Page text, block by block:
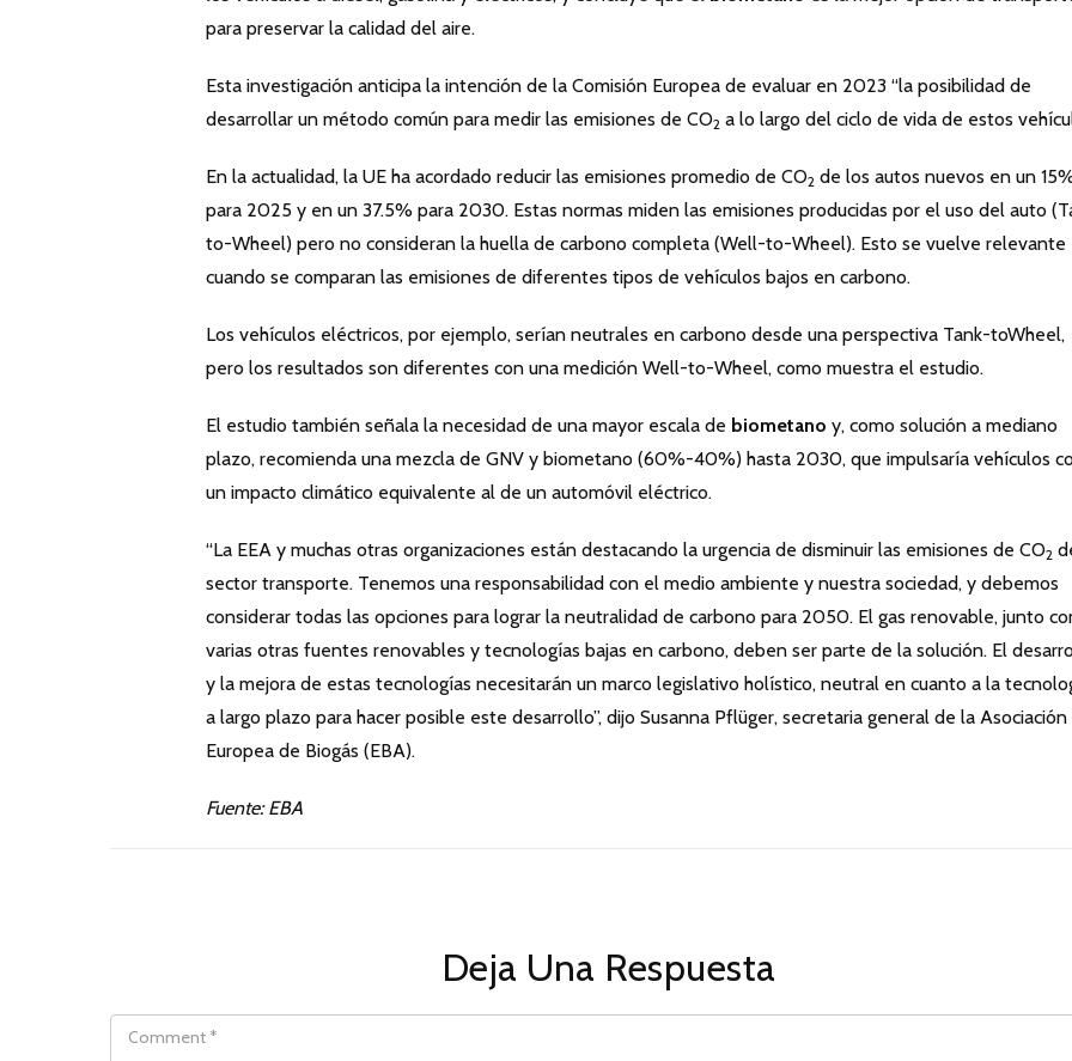
para preservar la calidad del aire.
Esta investigación anticipa la intención de la Comisión Europea de evaluar en 2023 “la posibilidad de
desarrollar un método común para medir las emisiones de CO2 a lo largo del ciclo de vida de estos
En la actualidad, la UE ha acordado reducir las emisiones promedio de CO2 de los autos nuevos en un
para 2025 y en un 37.5% para 2030. Estas normas miden las emisiones producidas por el uso del auto
to-Wheel) pero no consideran la huella de carbono completa (Well-to-Wheel). Esto se vuelve relevante
cuando se comparan las emisiones de diferentes tipos de vehículos bajos en carbono.
Los vehículos eléctricos, por ejemplo, serían neutrales en carbono desde una perspectiva Tank-toWheel,
pero los resultados son diferentes con una medición Well-to-Wheel, como muestra el estudio.
El estudio también señala la necesidad de una mayor escala de biometano y, como solución a mediano
plazo, recomienda una mezcla de GNV y biometano (60%-40%) hasta 2030, que impulsaría vehículos
un impacto climático equivalente al de un automóvil eléctrico.
“La EEA y muchas otras organizaciones están destacando la urgencia de disminuir las emisiones de CO2
sector transporte. Tenemos una responsabilidad con el medio ambiente y nuestra sociedad, y debemos
considerar todas las opciones para lograr la neutralidad de carbono para 2050. El gas renovable, junto
varias otras fuentes renovables y tecnologías bajas en carbono, deben ser parte de la solución. El
y la mejora de estas tecnologías necesitarán un marco legislativo holístico, neutral en cuanto a la
a largo plazo para hacer posible este desarrollo”, dijo Susanna Pflüger, secretaria general de la Asociación
Europea de Biogás (EBA).
Fuente: EBA
Deja Una Respuesta